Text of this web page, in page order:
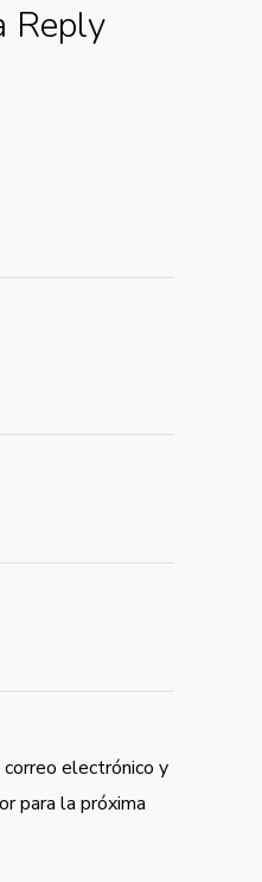
Reply
correo electrónico y
para la próxima